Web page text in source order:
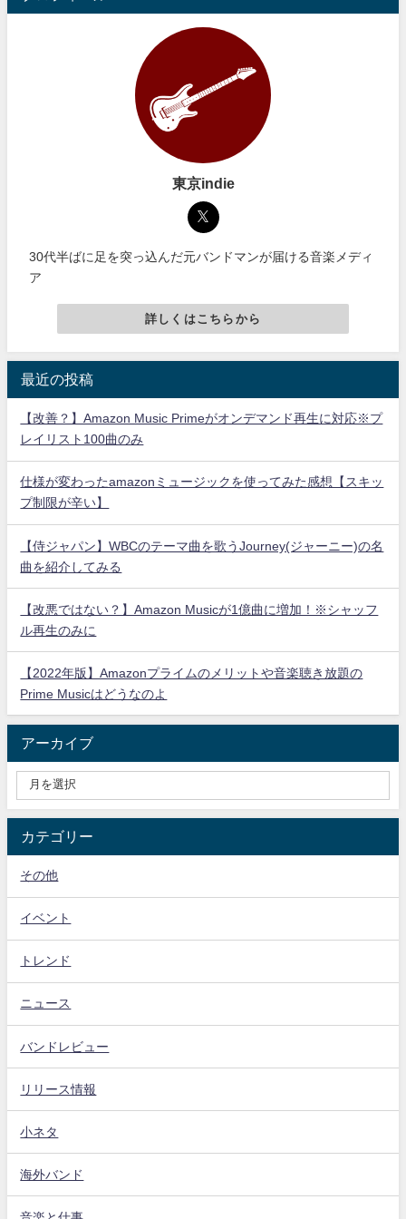
東京indie
30代半ばに足を突っ込んだ元バンドマンが届ける音楽メディ
ア
詳しくはこちらから
最近の投稿
【改善？】Amazon Music Primeがオンデマンド再生に対応※プ
レイリスト100曲のみ
仕様が変わったamazonミュージックを使ってみた感想【スキッ
プ制限が辛い】
【侍ジャパン】WBCのテーマ曲を歌うJourney(ジャーニー)の名
曲を紹介してみる
【改悪ではない？】Amazon Musicが1億曲に増加！※シャッフ
ル再生のみに
【2022年版】Amazonプライムのメリットや音楽聴き放題の
Prime Musicはどうなのよ
アーカイブ
カテゴリー
その他
イベント
トレンド
ニュース
バンドレビュー
リリース情報
小ネタ
海外バンド